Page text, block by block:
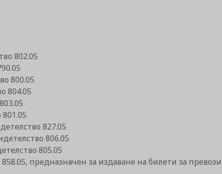
802.05
800.05
804.05
827.05
806.05
805.05
предназначен за издаване на билети за превози.